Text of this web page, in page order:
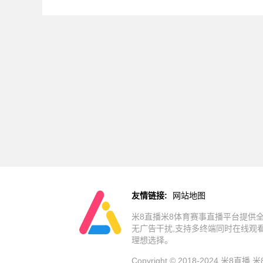
友情链接: 网站地图
米8直播米8体育赛事直播平台提供
无广告干扰,支持多终端同时在线观
理想选择。
Copyright © 2018-2024 米8直播,米